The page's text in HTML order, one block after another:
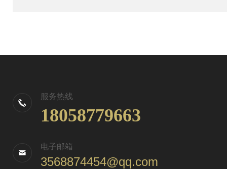
服务热线
18058779663
电子邮箱
3568874454@qq.com